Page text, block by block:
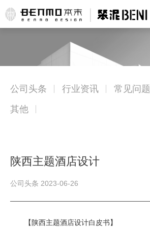
公司头条 行业资讯 常见问题
其他
陕西主题酒店设计
公司头条 2023-06-26
【陕西主题酒店设计白皮书】